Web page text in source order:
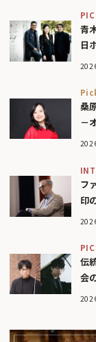
青
日
桑
－
フ
印
伝
会